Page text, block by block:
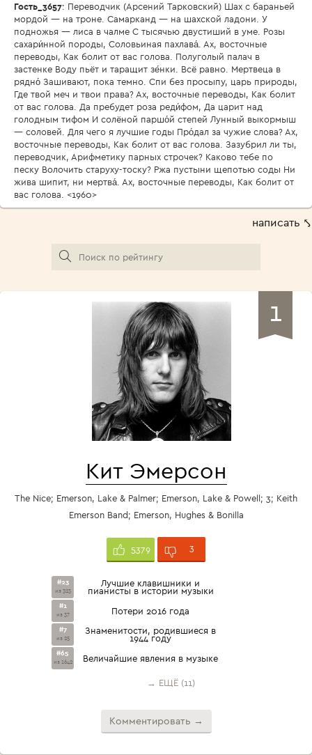
Гость_3657: Переводчик (Арсений Тарковский) Шах с бараньей
мордой — на троне. Самарканд — на шахской ладони. У
подножья — лиса в чалме С тысячью двустиший в уме. Розы
сахари́нной породы, Соловьиная пахлава́. Ах, восточные
переводы, Как болит от вас голова. Полуголый палач в
застенке Воду пьёт и таращит зе́нки. Всё равно. Мертвеца в
рядно́ Зашивают, пока темно. Спи без просыпу, царь природы,
Где твой меч и твои права? Ах, восточные переводы, Как болит
от вас голова. Да пребудет роза реди́фом, Да царит над
голодным тифом И солёной паршо́й степей Лунный выкормыш
— соловей. Для чего я лучшие годы Про́дал за чужие слова? Ах,
восточные переводы, Как болит от вас голова. Зазубрил ли ты,
переводчик, Арифметику парных строчек? Каково тебе по
песку Волочить старуху-тоску? Ржа пустыни щепотью соды Ни
жива шипит, ни мертва́. Ах, восточные переводы, Как болит от
вас голова. <1960>
написать ⤣
1
Кит Эмерсон
The Nice; Emerson, Lake & Palmer; Emerson, Lake & Powell; 3; Keith
Emerson Band; Emerson, Hughes & Bonilla
5379 3
#23
из 323
Лучшие клавишники и
пианисты в истории музыки
#1
из 37 Потери 2016 года
#7
из 25
Знаменитости, родившиеся в
1944 году
#65
из 1642 Величайшие явления в музыке
→ ЕЩЁ (11)
Комментировать →